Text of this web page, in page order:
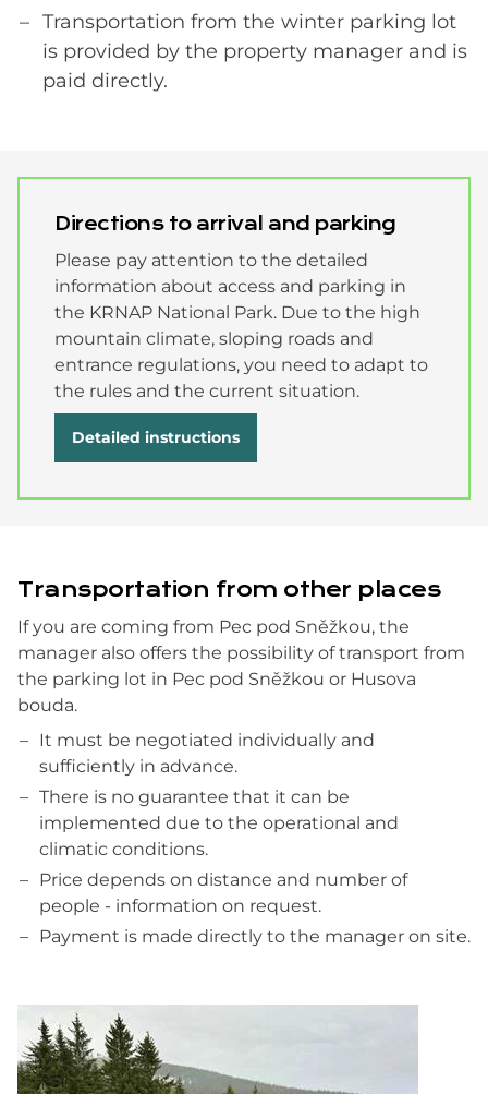
Transportation from the winter parking lot
is provided by the property manager and is
paid directly.
Directions to arrival and parking
Please pay attention to the detailed
information about access and parking in
the KRNAP National Park. Due to the high
mountain climate, sloping roads and
entrance regulations, you need to adapt to
the rules and the current situation.
Detailed instructions
Transportation from other places
If you are coming from Pec pod Sněžkou, the
manager also offers the possibility of transport from
the parking lot in Pec pod Sněžkou or Husova
bouda.
It must be negotiated individually and
sufficiently in advance.
There is no guarantee that it can be
implemented due to the operational and
climatic conditions.
Price depends on distance and number of
people - information on request.
Payment is made directly to the manager on site.